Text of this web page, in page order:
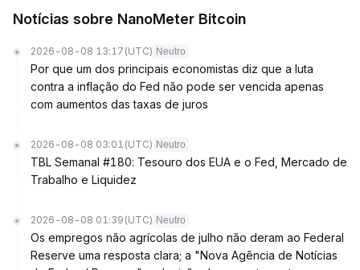
Notícias sobre NanoMeter Bitcoin
2026-08-08 13:17 (UTC) Neutro
Por que um dos principais economistas diz que a luta
contra a inflação do Fed não pode ser vencida apenas
com aumentos das taxas de juros
2026-08-08 03:01 (UTC) Neutro
TBL Semanal #180: Tesouro dos EUA e o Fed, Mercado de
Trabalho e Liquidez
2026-08-08 01:39 (UTC) Neutro
Os empregos não agrícolas de julho não deram ao Federal
Reserve uma resposta clara; a "Nova Agência de Notícias